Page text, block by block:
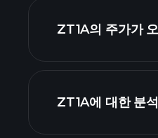
ZT1A의 주가가
ZT1A에 대한 분